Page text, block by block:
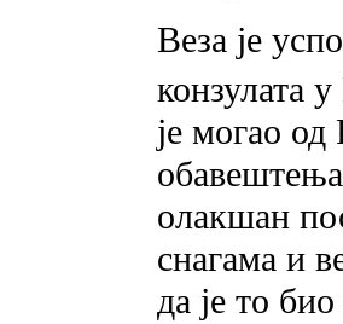
Веза је
конзулата
је могао
олакшан
снагама и
да је то